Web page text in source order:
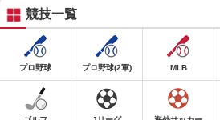
競技一覧
プロ野球 プロ野球(2軍) MLB